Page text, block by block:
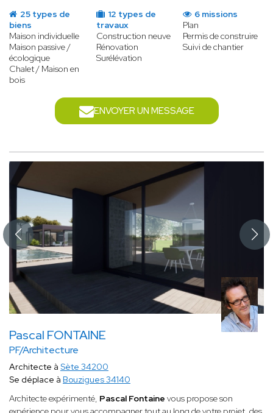
25 types de
biens
Maison individuelle
Maison passive /
écologique
Chalet / Maison en
bois
12 types de
travaux
Construction neuve
Rénovation
Surélévation
6 missions
Plan
Permis de construire
Suivi de chantier
ENVOYER UN MESSAGE
Pascal FONTAINE
PF/Architecture
Architecte à Sète 34200
Se déplace à Bouzigues 34140
Architecte expérimenté, Pascal Fontaine vous propose son